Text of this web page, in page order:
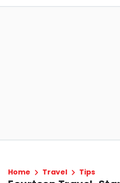
Home Travel Tips